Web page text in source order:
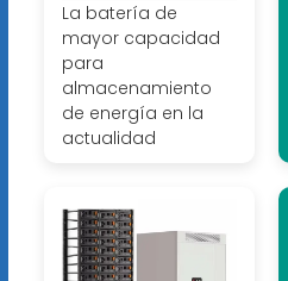
La batería de
mayor capacidad
para
almacenamiento
de energía en la
actualidad